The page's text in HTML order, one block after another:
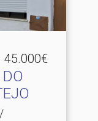
45.000€